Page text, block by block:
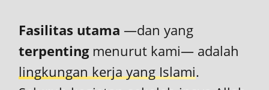
Fasilitas utama —dan yang
terpentingmenurut kami— adalah
lingkungan kerja yang Islami.